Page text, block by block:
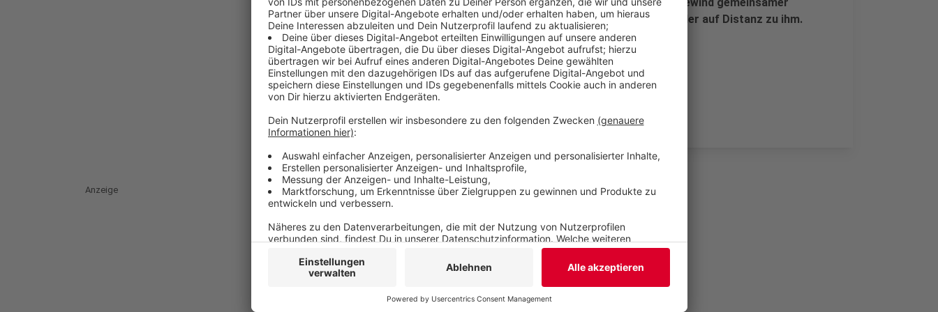
Kandidat von CDU und Grünen, die CDU ging aber schnell wieder auf Distanz zu ihm.
Veröffentlicht: Donnerstag, 19.12.2024 13:19
Anzeige
Anzeige